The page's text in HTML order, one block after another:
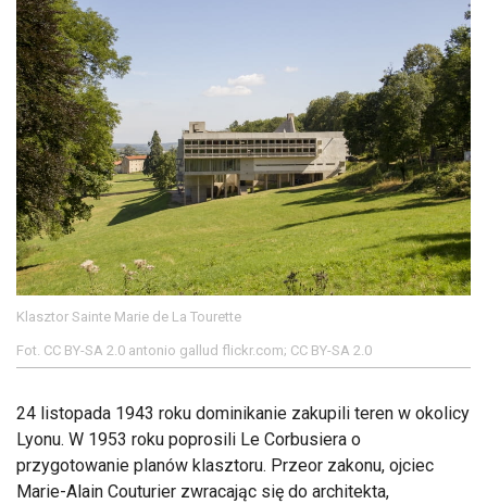
Klasztor Sainte Marie de La Tourette
Fot. CC BY-SA 2.0 antonio gallud flickr.com; CC BY-SA 2.0
24 listopada 1943 roku dominikanie zakupili teren w okolicy
Lyonu. W 1953 roku poprosili Le Corbusiera o
przygotowanie planów klasztoru. Przeor zakonu, ojciec
Marie-Alain Couturier zwracając się do architekta,